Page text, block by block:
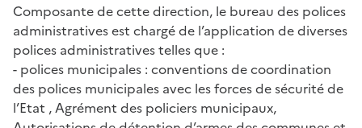
Composante de cette direction, le bureau des polices
administratives est chargé de l’application de diverses
polices administratives telles que :
- polices municipales : conventions de coordination
des polices municipales avec les forces de sécurité de
l’Etat , Agrément des policiers municipaux,